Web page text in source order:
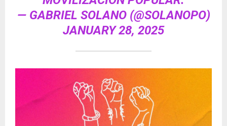
— GABRIEL SOLANO (@SOLANOPO)
JANUARY 28, 2025